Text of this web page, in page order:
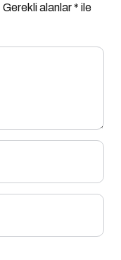
Gerekli alanlar* ile